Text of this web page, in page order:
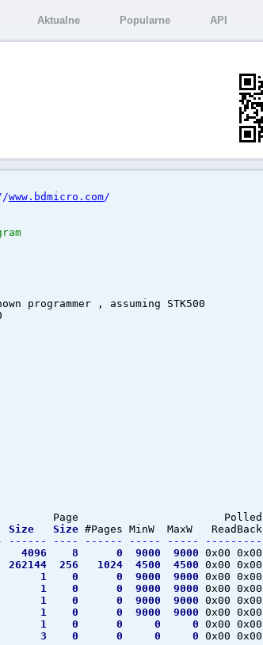
Aktualne Popularne API
www.bdmicro.com/
programmer , assuming STK500
Polled
Size Size #Pages MinW MaxW ReadBack
------ ---- ------ ----- -----
---------
4096 8 0 9000 9000 0x00 0x00
262144 256 1024 4500 4500 0x00 0x00
1 0 0 9000 9000 0x00 0x00
1 0 0 9000 9000 0x00 0x00
1 0 0 9000 9000 0x00 0x00
1 0 0 9000 9000 0x00 0x00
1 0 0 0 0 0x00 0x00
3 0 0 0 0 0x00 0x00